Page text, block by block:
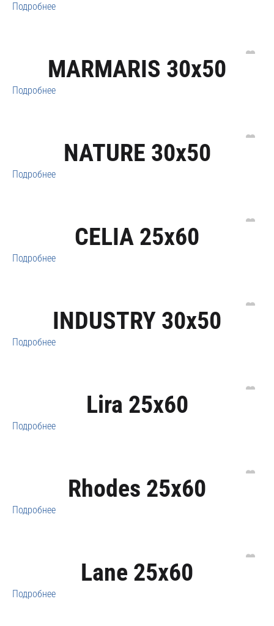
Подробнее
MARMARIS 30x50
Подробнее
NATURE 30x50
Подробнее
CELIA 25x60
Подробнее
INDUSTRY 30x50
Подробнее
Lira 25x60
Подробнее
Rhodes 25x60
Подробнее
Lane 25x60
Подробнее